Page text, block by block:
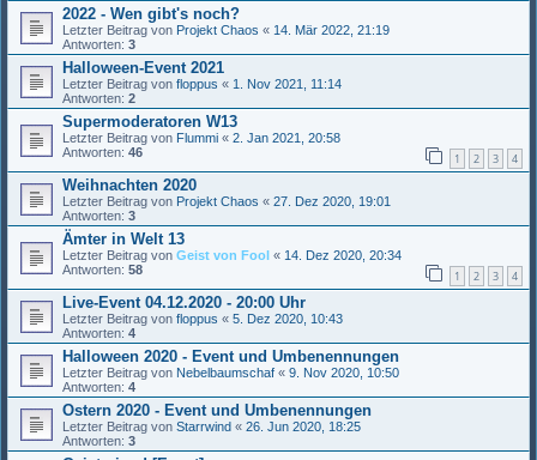
2022 - Wen gibt's noch?
Letzter Beitrag von Projekt Chaos « 14. Mär 2022, 21:19
Antworten: 3
Halloween-Event 2021
Letzter Beitrag von floppus « 1. Nov 2021, 11:14
Antworten: 2
Supermoderatoren W13
Letzter Beitrag von Flummi « 2. Jan 2021, 20:58
Antworten: 46 1 2 3 4
Weihnachten 2020
Letzter Beitrag von Projekt Chaos « 27. Dez 2020, 19:01
Antworten: 3
Ämter in Welt 13
Letzter Beitrag von Geist von Fool « 14. Dez 2020, 20:34
Antworten: 58 1 2 3 4
Live-Event 04.12.2020 - 20:00 Uhr
Letzter Beitrag von floppus « 5. Dez 2020, 10:43
Antworten: 4
Halloween 2020 - Event und Umbenennungen
Letzter Beitrag von Nebelbaumschaf « 9. Nov 2020, 10:50
Antworten: 4
Ostern 2020 - Event und Umbenennungen
Letzter Beitrag von Starrwind « 26. Jun 2020, 18:25
Antworten: 3